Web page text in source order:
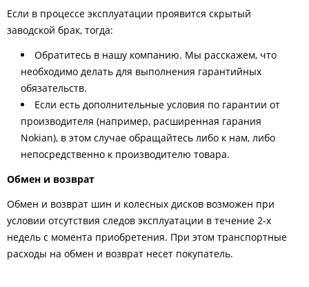
Если в процессе эксплуатации проявится скрытый
заводской брак, тогда:
Обратитесь в нашу компанию. Мы расскажем, что
необходимо делать для выполнения гарантийных
обязательств.
Если есть дополнительные условия по гарантии от
производителя (например, расширенная гарания
Nokian), в этом случае обращайтесь либо к нам, либо
непосредственно к производителю товара.
Обмен и возврат
Обмен и возврат шин и колесных дисков возможен при
условии отсутствия следов эксплуатации в течение 2-х
недель с момента приобретения. При этом транспортные
расходы на обмен и возврат несет покупатель.